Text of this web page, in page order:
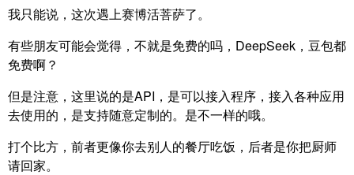
我只能说，这次遇上赛博活菩萨了。
有些朋友可能会觉得，不就是免费的吗，DeepSeek，豆包都
免费啊？
但是注意，这里说的是API，是可以接入程序，接入各种应用
去使用的，是支持随意定制的。是不一样的哦。
打个比方，前者更像你去别人的餐厅吃饭，后者是你把厨师
请回家。